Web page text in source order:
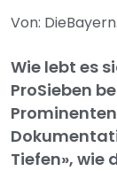
Von:
Wie lebt es
ProSieben
Tiefen», wie